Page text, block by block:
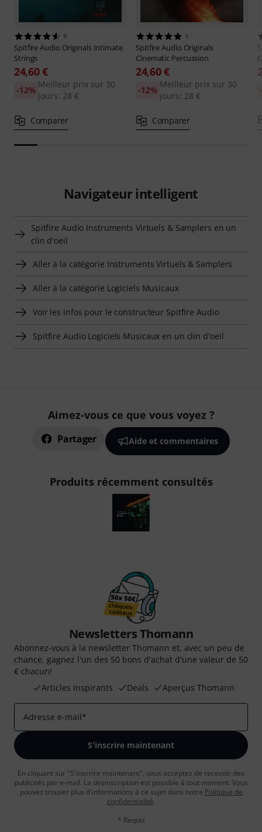
9
Spitfire Audio Originals Intimate
Strings
24,60 €
Meilleur prix sur 30
jours: 28 €
-12%
Comparer
1
Spitfire Audio Originals
Cinematic Percussion
24,60 €
Meilleur prix sur 30
jours: 28 €
-12%
Comparer
Navigateur intelligent
Spitfire Audio Instruments Virtuels & Samplers en un
clin d'oeil
Aller à la catégorie Instruments Virtuels & Samplers
Aller à la catégorie Logiciels Musicaux
Voir les infos pour le constructeur Spitfire Audio
Spitfire Audio Logiciels Musicaux en un clin d'oeil
Aimez-vous ce que vous voyez ?
Partager Aide et commentaires
Produits récemment consultés
Newsletters Thomann
Abonnez-vous à la newsletter Thomann et, avec un peu de
chance, gagnez l'un des 50 bons d'achat d'une valeur de 50
€ chacun!
Articles inspirants
Deals Aperçus Thomann
Adresse e-mail*
S'inscrire maintenant
En cliquant sur "S'inscrire maintenant", vous acceptez de recevoir des
publicités par e-mail. La désinscription est possible à tout moment. Vous
pouvez trouver plus d'informations à ce sujet dans notre Politique de
confidentialité.
* Requis